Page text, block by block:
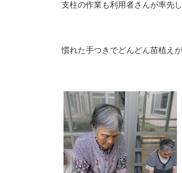
支柱の作業も利用者さんが率先
慣れた手つきでどんどん苗植え